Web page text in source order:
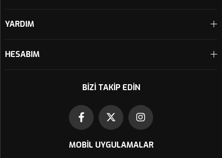
YARDIM
HESABIM
BIZI TAKIP EDIN
MOBIL UYGULAMALAR